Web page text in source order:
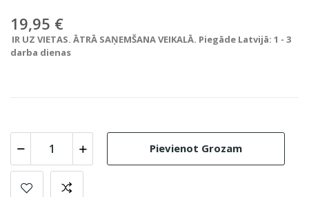
19,95 €
IR UZ VIETAS. ĀTRĀ SAŅEMŠANA VEIKALĀ. Piegāde Latvijā: 1 - 3
darba dienas
Pievienot Grozam